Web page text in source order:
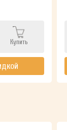
Купить